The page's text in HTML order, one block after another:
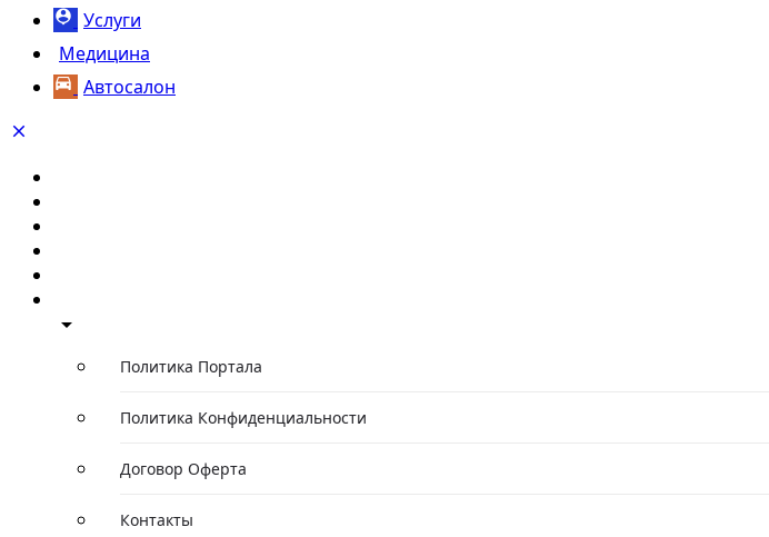
Услуги
Медицина
Автосалон
Политика Портала
Политика Конфиденциальности
Договор Оферта
Контакты